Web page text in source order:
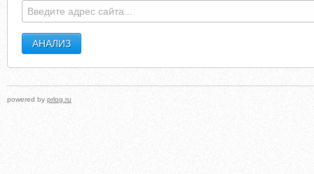
powered by prlog.ru